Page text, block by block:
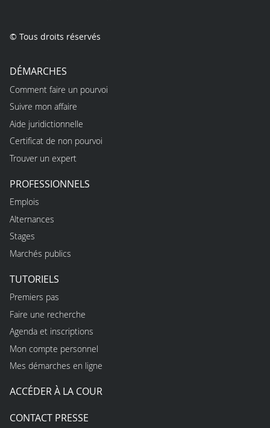
© Tous droits réservés
DÉMARCHES
Comment faire un pourvoi
Suivre mon affaire
Aide juridictionnelle
Certificat de non pourvoi
Trouver un expert
PROFESSIONNELS
Emplois
Alternances
Stages
Marchés publics
TUTORIELS
Premiers pas
Faire une recherche
Agenda et inscriptions
Mon compte personnel
Mes démarches en ligne
ACCÉDER À LA COUR
CONTACT PRESSE